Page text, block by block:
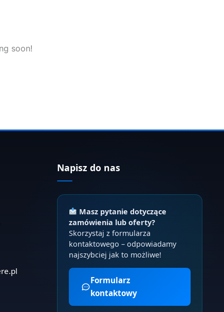
soon!
Napisz do nas
Masz pytanie dotyczące
zamówienia lub oferty?
Skorzystaj z formularza
kontaktowego – odpowiadamy
najszybciej jak to możliwe!
Formularz
kontaktowy